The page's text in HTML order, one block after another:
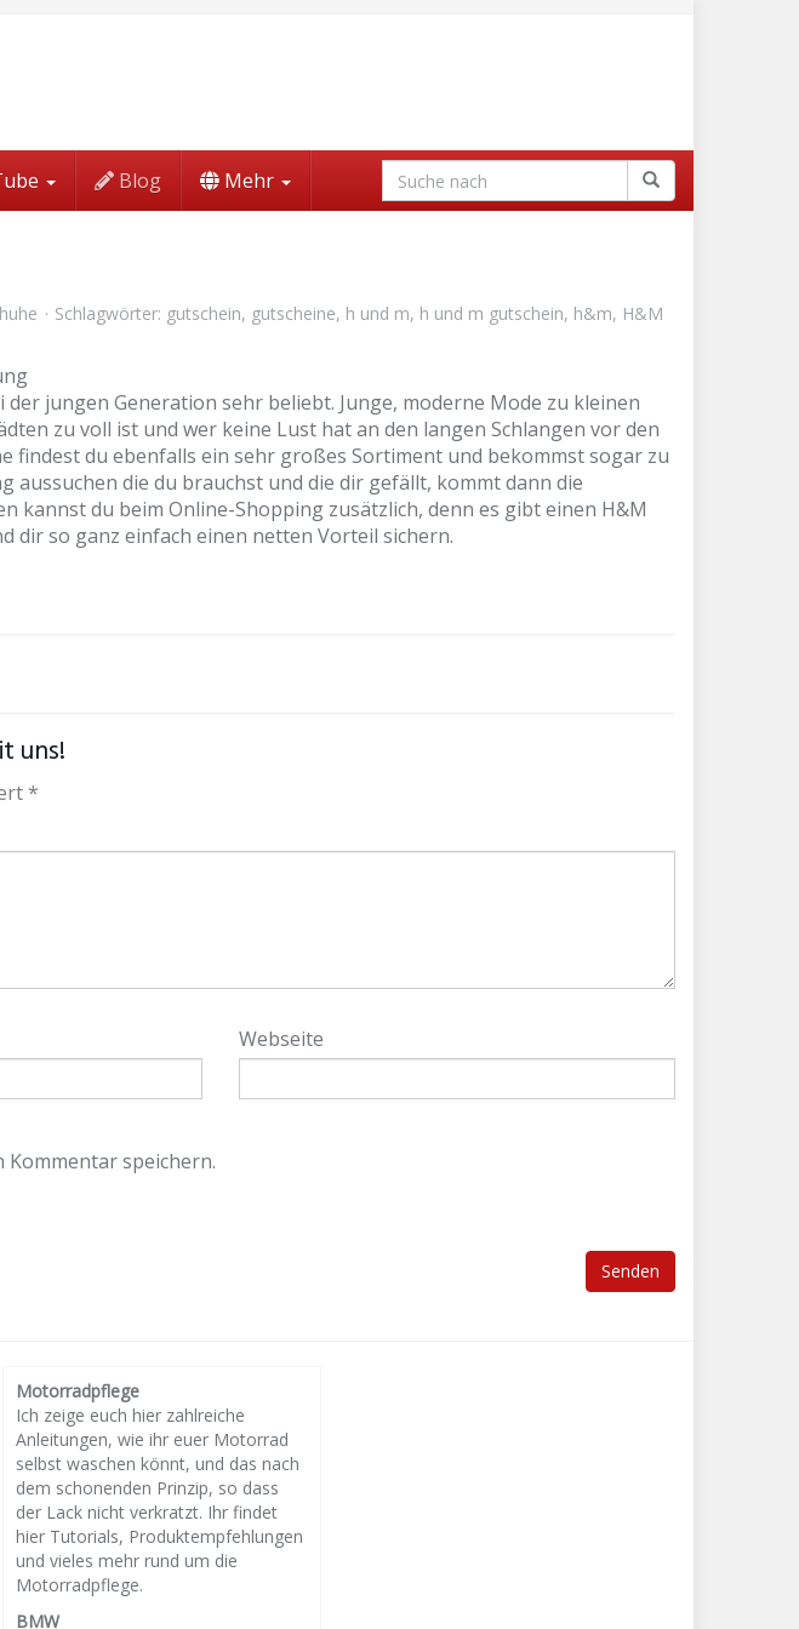
Blog Mehr
Schlagwörter: gutschein, gutscheine, h und m, h und m gutschein, h&m, H&M
jungen Generation sehr beliebt. Junge, moderne Mode zu kleinen
zu voll ist und wer keine Lust hat an den langen Schlangen vor den
findest du ebenfalls ein sehr großes Sortiment und bekommst sogar zu
aussuchen die du brauchst und die dir gefällt, kommt dann die
kannst du beim Online-Shopping zusätzlich, denn es gibt einen H&M
dir so ganz einfach einen netten Vorteil sichern.
uns!
*
Webseite
Kommentar speichern.
Motorradpflege
Ich zeige euch hier zahlreiche
Anleitungen, wie ihr euer Motorrad
selbst waschen könnt, und das nach
dem schonenden Prinzip, so dass
der Lack nicht verkratzt. Ihr findet
hier Tutorials, Produktempfehlungen
und vieles mehr rund um die
Motorradpflege.
BMW